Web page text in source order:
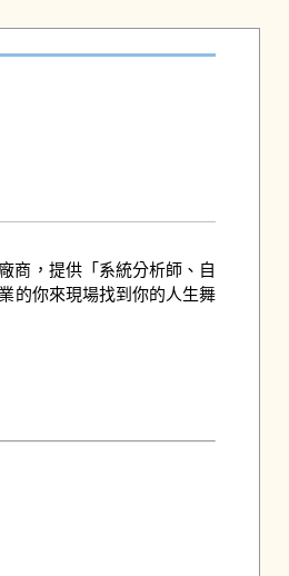
商，提供「系統分析師、自
的你來現場找到你的人生舞